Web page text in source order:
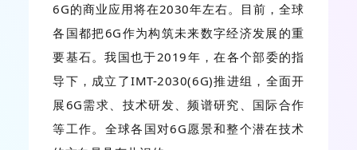
6G的商业应用将在2030年左右。目前，全球
各国都把6G作为构筑未来数字经济发展的重
要基石。我国也于2019年，在各个部委的指
导下，成立了IMT-2030(6G)推进组，全面开
展6G需求、技术研发、频谱研究、国际合作
等工作。全球各国对6G愿景和整个潜在技术